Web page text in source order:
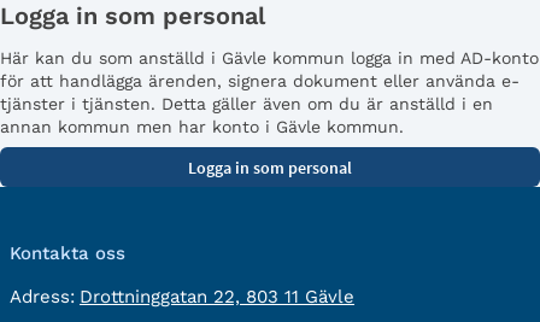
Logga in som personal
Här kan du som anställd i Gävle kommun logga in med AD-konto
för att handlägga ärenden, signera dokument eller använda e-
tjänster i tjänsten. Detta gäller även om du är anställd i en
annan kommun men har konto i Gävle kommun.
Kontakta oss
Adress: besöksadress:
Drottninggatan 22, 803 11 Gävle